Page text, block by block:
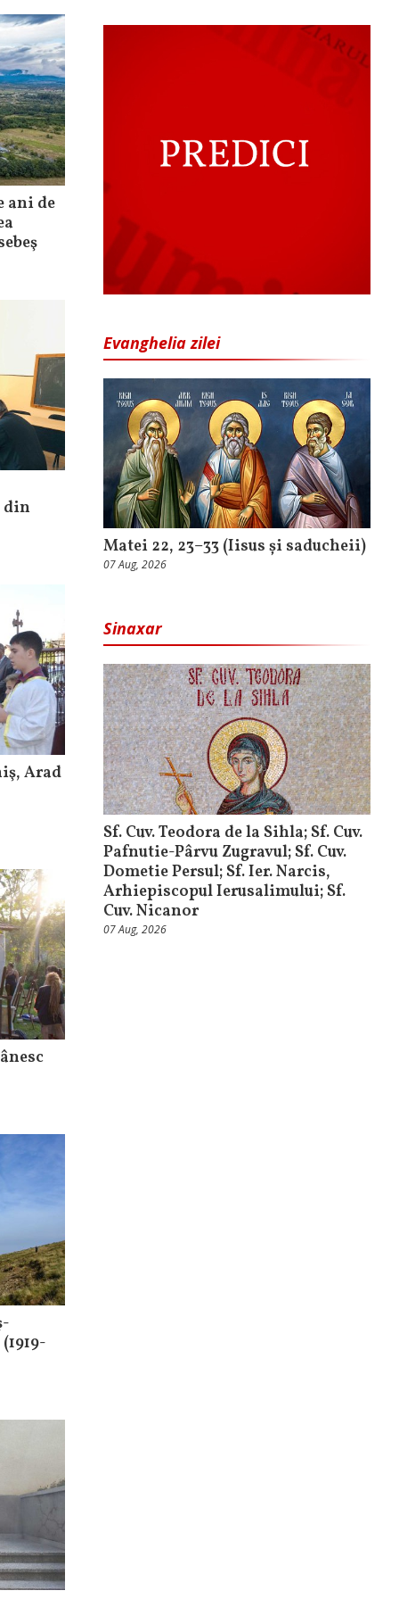
ani de
din
Arad
Evanghelia zilei
Matei 22, 23–33 (Iisus și saducheii)
07 Aug, 2026
Sinaxar
Sf. Cuv. Teodora de la Sihla; Sf. Cuv.
Pafnutie-Pârvu Zugravul; Sf. Cuv.
Dometie Persul; Sf. Ier. Narcis,
Arhiepiscopul Ierusalimului; Sf.
Cuv. Nicanor
07 Aug, 2026